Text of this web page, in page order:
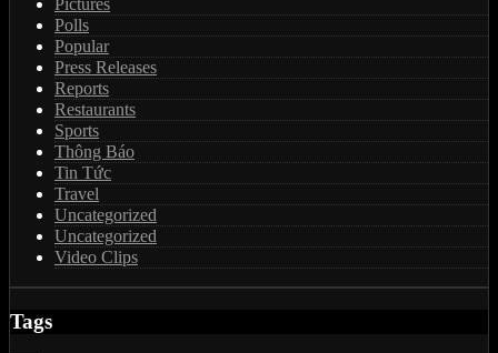
Pictures
Polls
Popular
Press Releases
Reports
Restaurants
Sports
Thông Báo
Tin Tức
Travel
Uncategorized
Uncategorized
Video Clips
Tags